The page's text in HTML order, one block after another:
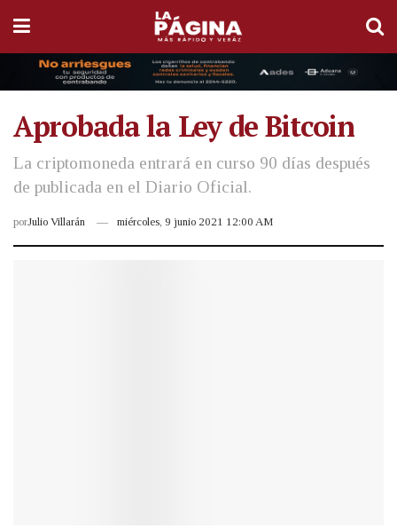
Aprobada la Ley de Bitcoin
La criptomoneda entrará en curso 90 días después
de publicada en el Diario Oficial.
porJulio Villarán miércoles, 9 junio 2021 12:00 AM